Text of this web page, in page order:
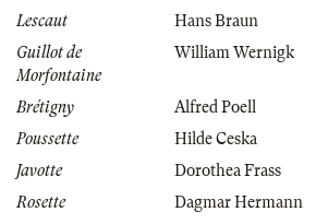
Lescaut
Hans Braun
Guillot de
Morfontaine
William Wernigk
Brétigny
Alfred Poell
Poussette
Hilde Ceska
Javotte
Dorothea Frass
Rosette
Dagmar Hermann